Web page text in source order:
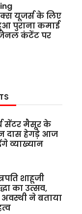
यूजर्स के लिए
पुराना कमाई
कंटेंट पर
सेंटर मैसूर के
दास हेगड़े आज
व्याख्यान
शाहूजी
का उत्सव,
अवस्थी ने बताया